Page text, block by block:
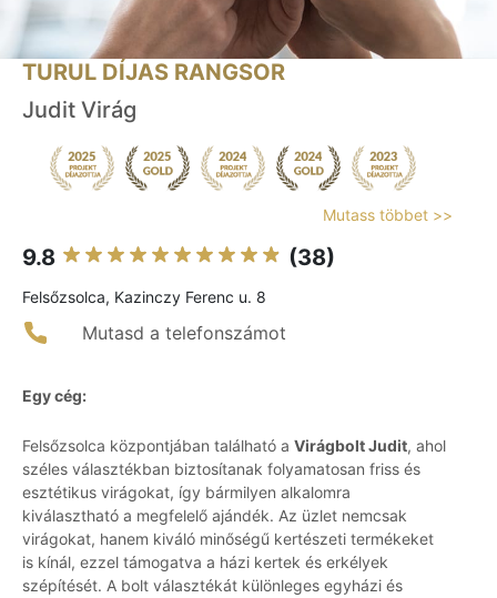
TURUL DÍJAS RANGSOR
Judit Virág
Mutass többet >>
9.8 (38)
Felsőzsolca, Kazinczy Ferenc u. 8
Mutasd a telefonszámot
Egy cég:
Felsőzsolca központjában található a Virágbolt Judit, ahol
széles választékban biztosítanak folyamatosan friss és
esztétikus virágokat, így bármilyen alkalomra
kiválasztható a megfelelő ajándék. Az üzlet nemcsak
virágokat, hanem kiváló minőségű kertészeti termékeket
is kínál, ezzel támogatva a házi kertek és erkélyek
szépítését. A bolt választékát különleges egyházi és